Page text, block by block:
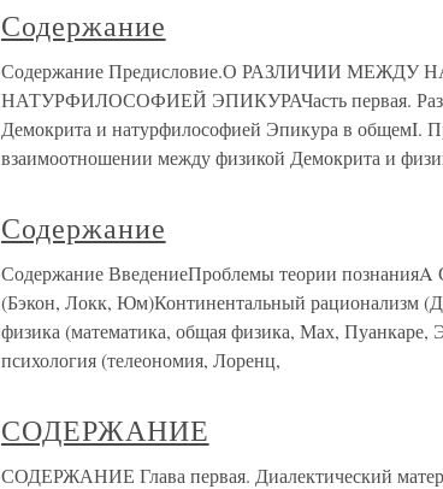
Содержание
Содержание Предисловие.О РАЗЛИЧИИ
НАТУРФИЛОСОФИЕЙ ЭПИКУРАЧасть первая.
Демокрита и натурфилософией Эпикура в общемI.
взаимоотношении между физикой Демокрита и
Содержание
Содержание ВведениеПроблемы теории познанияA
(Бэкон, Локк, Юм)Континентальный рационализм
физика (математика, общая физика, Мах,
психология (телеономия, Лоренц,
СОДЕРЖАНИЕ
СОДЕРЖАНИЕ Глава первая. Диалектический